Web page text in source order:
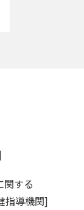
関する
指導機関]